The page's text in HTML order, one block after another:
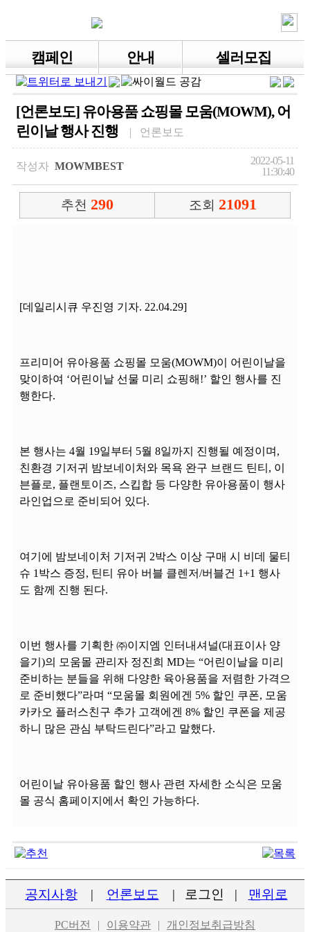
캠페인 안내 셀러모집
[언론보도] 유아용품 쇼핑몰 모움(MOWM), 어
린이날 행사 진행
| 언론보도
작성자 MOWMBEST
2022-05-11
11:30:40
추천 290 조회 21091
[데일리시큐 우진영 기자. 22.04.29]
프리미어 유아용품 쇼핑몰 모움(MOWM)이 어린이날을
맞이하여 ‘어린이날 선물 미리 쇼핑해!’ 할인 행사를 진
행한다.
본 행사는 4월 19일부터 5월 8일까지 진행될 예정이며,
친환경 기저귀 밤보네이처와 목욕 완구 브랜드 틴티, 이
븐플로, 플랜토이즈, 스킵합 등 다양한 유아용품이 행사
라인업으로 준비되어 있다.
여기에 밤보네이처 기저귀 2박스 이상 구매 시 비데 물티
슈 1박스 증정, 틴티 유아 버블 클렌저/버블건 1+1 행사
도 함께 진행 된다.
이번 행사를 기획한 ㈜이지엠 인터내셔널(대표이사 양
을기)의 모움몰 관리자 정진희 MD는 “어린이날을 미리
준비하는 분들을 위해 다양한 육아용품을 저렴한 가격으
로 준비했다”라며 “모움몰 회원에겐 5% 할인 쿠폰, 모움
카카오 플러스친구 추가 고객에겐 8% 할인 쿠폰을 제공
하니 많은 관심 부탁드린다”라고 말했다.
어린이날 유아용품 할인 행사 관련 자세한 소식은 모움
몰 공식 홈페이지에서 확인 가능하다.
공지사항 | 언론보도 | 로그인 | 맨위로
PC버전 | 이용약관 | 개인정보취급방침